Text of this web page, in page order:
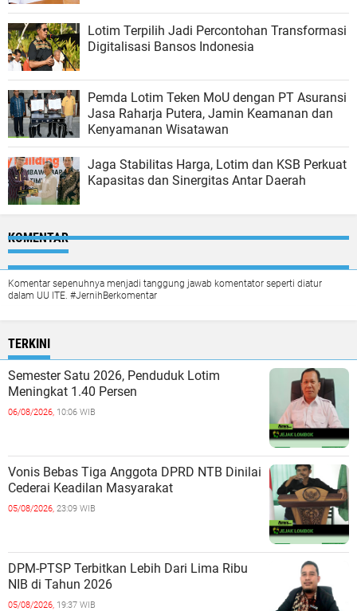
Lotim Terpilih Jadi Percontohan Transformasi
Digitalisasi Bansos Indonesia
Pemda Lotim Teken MoU dengan PT Asuransi
Jasa Raharja Putera, Jamin Keamanan dan
Kenyamanan Wisatawan
Jaga Stabilitas Harga, Lotim dan KSB Perkuat
Kapasitas dan Sinergitas Antar Daerah
KOMENTAR
Komentar sepenuhnya menjadi tanggung jawab komentator seperti diatur
dalam UU ITE. #JernihBerkomentar
TERKINI
Semester Satu 2026, Penduduk Lotim
Meningkat 1.40 Persen
06/08/2026, 10:06 WIB
Vonis Bebas Tiga Anggota DPRD NTB Dinilai
Cederai Keadilan Masyarakat
05/08/2026, 23:09 WIB
DPM-PTSP Terbitkan Lebih Dari Lima Ribu
NIB di Tahun 2026
05/08/2026, 19:37 WIB